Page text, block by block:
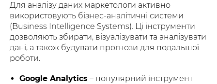
Для аналізу даних маркетологи активно
використовують бізнес-аналітичні системи
(Business Intelligence Systems). Ці інструменти
дозволяють збирати, візуалізувати та аналізувати
дані, а також будувати прогнози для подальшої
роботи.
Google Analytics – популярний інструмент